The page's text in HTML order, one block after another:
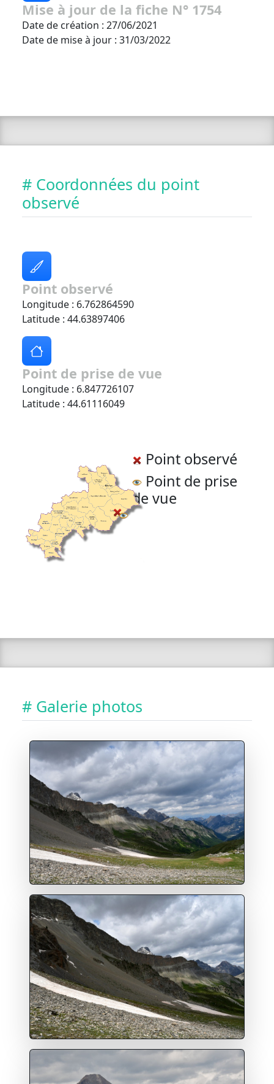
Mise à jour de la fiche N° 1754
Date de création : 27/06/2021
Date de mise à jour : 31/03/2022
# Coordonnées du point
observé
Point observé
Longitude : 6.762864590
Latitude : 44.63897406
Point de prise de vue
Longitude : 6.847726107
Latitude : 44.61116049
Point observé
Point de prise
de vue
# Galerie photos